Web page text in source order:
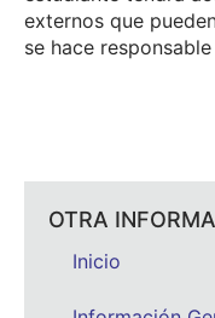
externos que
se hace
OTRA
Inicio